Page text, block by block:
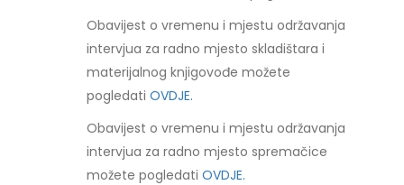
Obavijest o vremenu i mjestu održavanja
intervjua za radno mjesto skladištara i
materijalnog knjigovođe možete
pogledatiOVDJE.
Obavijest o vremenu i mjestu održavanja
intervjua za radno mjesto spremačice
možete pogledatiOVDJE.